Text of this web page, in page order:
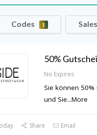
Codes 1 Sales
50%
No Expires
Sie können 50%
und Sie...More
Share Email